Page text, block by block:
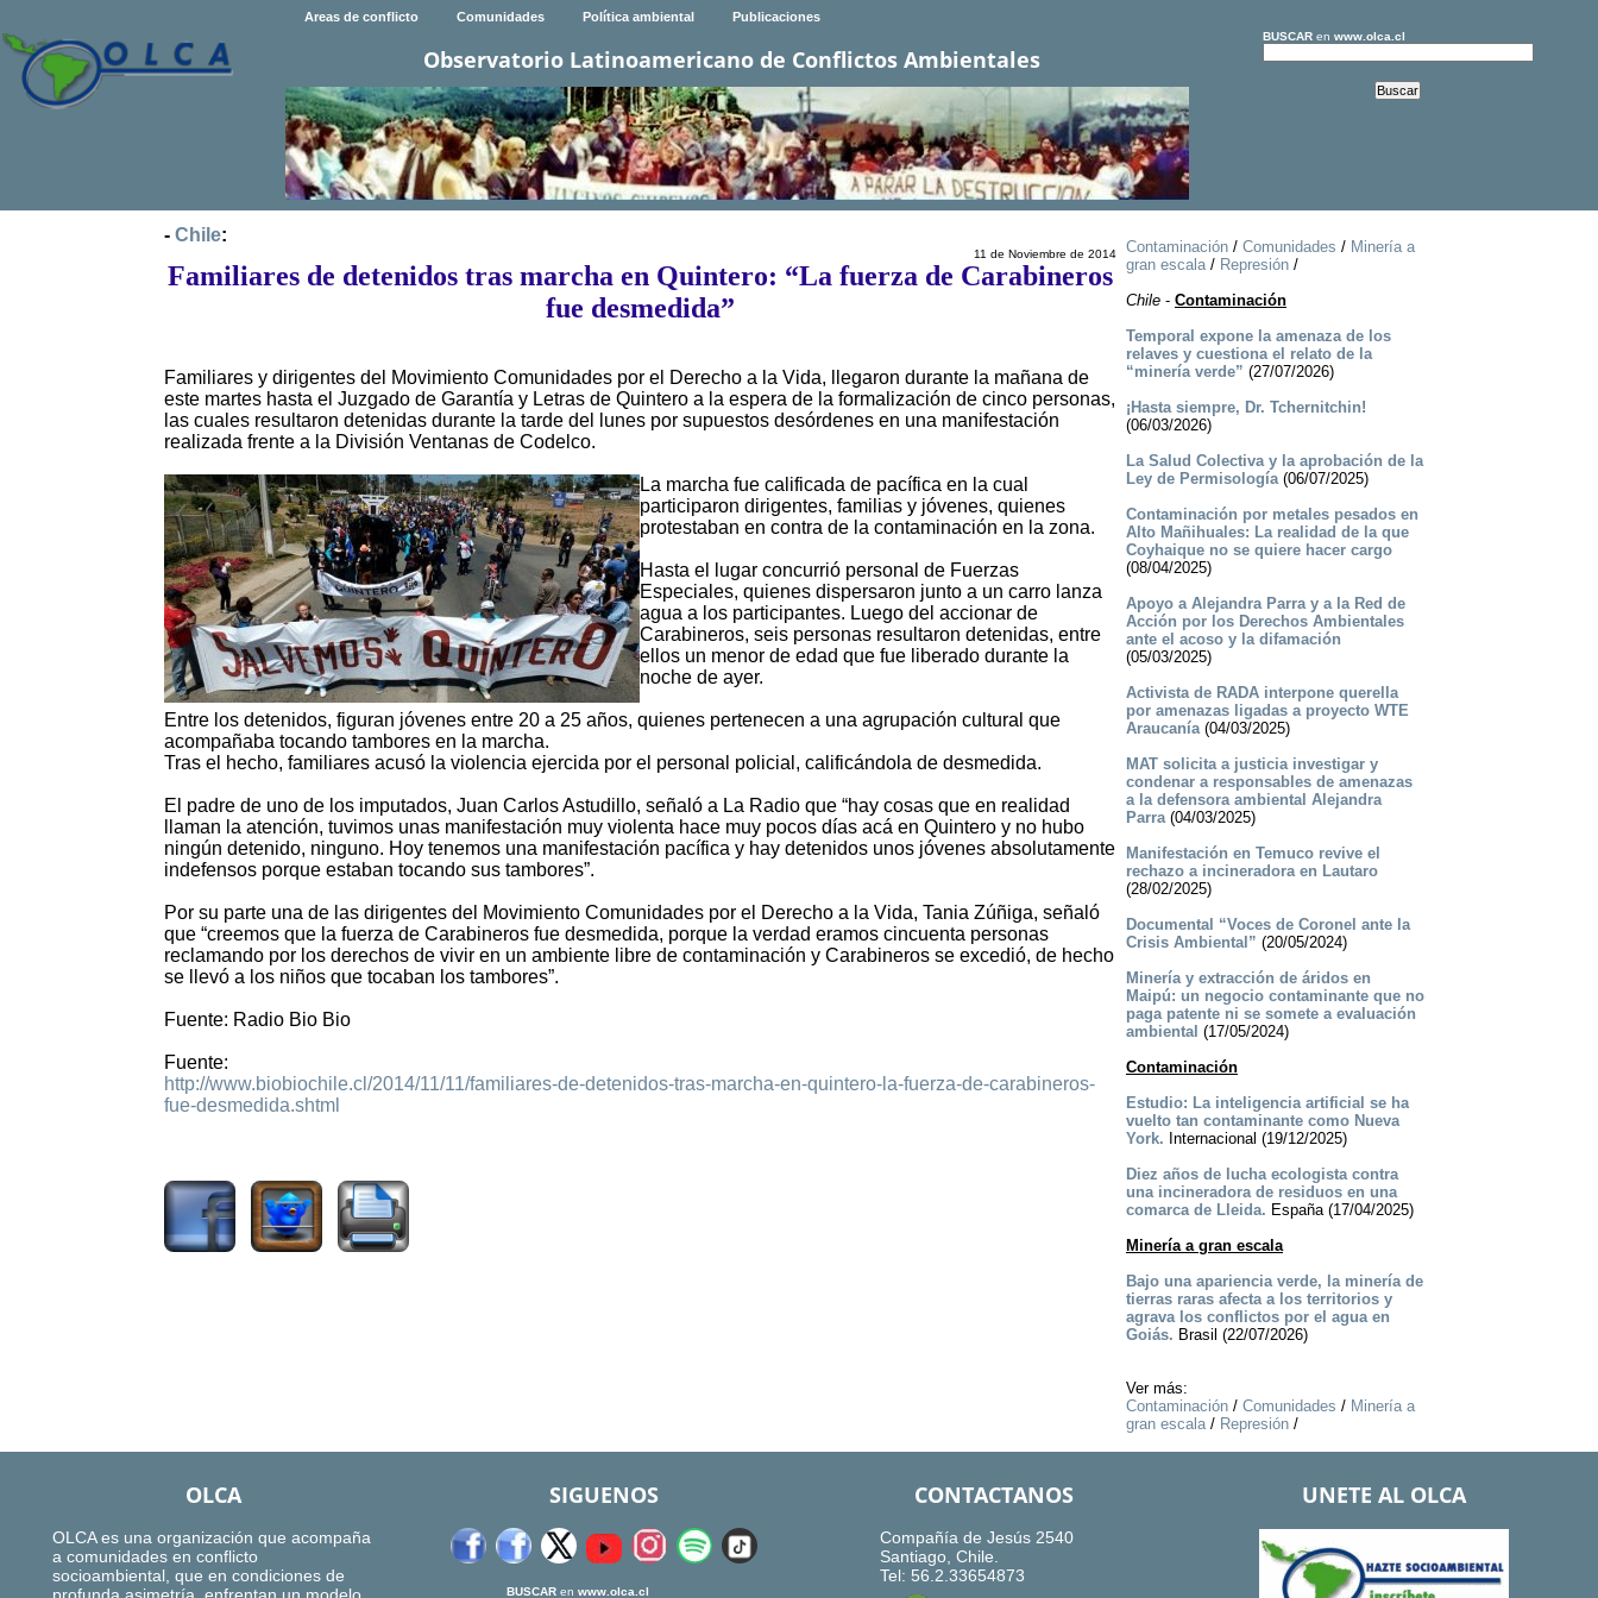
Areas de conflicto Comunidades Política ambiental Publicaciones
Observatorio Latinoamericano de Conflictos Ambientales
BUSCARen www.olca.cl
- Chile:
11 de Noviembre de 2014
Familiares de detenidos tras marcha en Quintero: “La fuerza de Carabineros
fue desmedida”
Familiares y dirigentes del Movimiento Comunidades por el Derecho a la Vida, llegaron durante la mañana de
este martes hasta el Juzgado de Garantía y Letras de Quintero a la espera de la formalización de cinco personas,
las cuales resultaron detenidas durante la tarde del lunes por supuestos desórdenes en una manifestación
realizada frente a la División Ventanas de Codelco.
La marcha fue calificada de pacífica en la cual
participaron dirigentes, familias y jóvenes, quienes
protestaban en contra de la contaminación en la zona.
Hasta el lugar concurrió personal de Fuerzas
Especiales, quienes dispersaron junto a un carro lanza
agua a los participantes. Luego del accionar de
Carabineros, seis personas resultaron detenidas, entre
ellos un menor de edad que fue liberado durante la
noche de ayer.
Entre los detenidos, figuran jóvenes entre 20 a 25 años, quienes pertenecen a una agrupación cultural que
acompañaba tocando tambores en la marcha.
Tras el hecho, familiares acusó la violencia ejercida por el personal policial, calificándola de desmedida.
El padre de uno de los imputados, Juan Carlos Astudillo, señaló a La Radio que “hay cosas que en realidad
llaman la atención, tuvimos unas manifestación muy violenta hace muy pocos días acá en Quintero y no hubo
ningún detenido, ninguno. Hoy tenemos una manifestación pacífica y hay detenidos unos jóvenes absolutamente
indefensos porque estaban tocando sus tambores”.
Por su parte una de las dirigentes del Movimiento Comunidades por el Derecho a la Vida, Tania Zúñiga, señaló
que “creemos que la fuerza de Carabineros fue desmedida, porque la verdad eramos cincuenta personas
reclamando por los derechos de vivir en un ambiente libre de contaminación y Carabineros se excedió, de hecho
se llevó a los niños que tocaban los tambores”.
Fuente: Radio Bio Bio
Fuente:
http://www.biobiochile.cl/2014/11/11/familiares-de-detenidos-tras-marcha-en-quintero-la-fuerza-de-carabineros-
fue-desmedida.shtml
Contaminación/ Comunidades / Minería a
gran escala/ Represión/
Chile- Contaminación
Temporal expone la amenaza de los
relaves y cuestiona el relato de la
“minería verde” (27/07/2026)
¡Hasta siempre, Dr. Tchernitchin!
(06/03/2026)
La Salud Colectiva y la aprobación de la
Ley de Permisología(06/07/2025)
Contaminación por metales pesados en
Alto Mañihuales: La realidad de la que
Coyhaique no se quiere hacer cargo
(08/04/2025)
Apoyo a Alejandra Parra y a la Red de
Acción por los Derechos Ambientales
ante el acoso y la difamación
(05/03/2025)
Activista de RADA interpone querella
por amenazas ligadas a proyecto WTE
Araucanía(04/03/2025)
MAT solicita a justicia investigar y
condenar a responsables de amenazas
a la defensora ambiental Alejandra
Parra(04/03/2025)
Manifestación en Temuco revive el
rechazo a incineradora en Lautaro
(28/02/2025)
Documental “Voces de Coronel ante la
Crisis Ambiental” (20/05/2024)
Minería y extracción de áridos en
Maipú: un negocio contaminante que no
paga patente ni se somete a evaluación
ambiental (17/05/2024)
Contaminación
Estudio: La inteligencia artificial se ha
vuelto tan contaminante como Nueva
York. Internacional (19/12/2025)
Diez años de lucha ecologista contra
una incineradora de residuos en una
comarca de Lleida. España (17/04/2025)
Minería a gran escala
Bajo una apariencia verde, la minería de
tierras raras afecta a los territorios y
agrava los conflictos por el agua en
Goiás. Brasil (22/07/2026)
Ver más:
Contaminación/ Comunidades / Minería a
gran escala/ Represión/
OLCA
OLCA es una organización que acompaña
a comunidades en conflicto
socioambiental, que en condiciones de
SIGUENOS
BUSCARen www.olca.cl
CONTACTANOS
Compañía de Jesús 2540
Santiago, Chile.
Tel: 56.2.33654873
UNETE AL OLCA